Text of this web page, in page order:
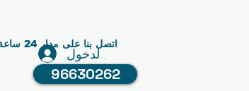
اتصل بنا على مدار 24 ساعة
96630262
تسجيل الدخول